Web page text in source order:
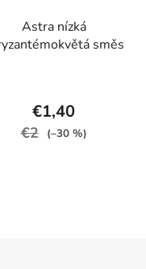
Astra nízká
směs
€1,40
€2 (–30 %)